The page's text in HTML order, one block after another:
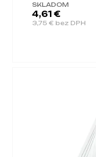
SKLADOM
3,75 € bez DPH
4,61 €